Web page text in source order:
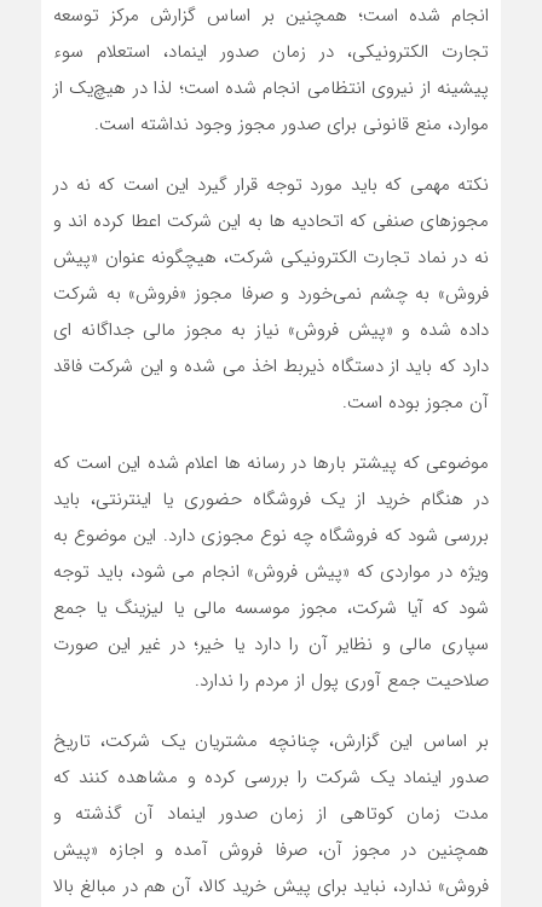
انجام شده است؛ همچنین بر اساس گزارش مرکز توسعه
تجارت الکترونیکی، در زمان صدور اینماد، استعلام سوء
پیشینه از نیروی انتظامی انجام شده است؛ لذا در هیچ‌یک از
موارد، منع قانونی برای صدور مجوز وجود نداشته است.
نکته مهمی که باید مورد توجه قرار گیرد این است که نه در
مجوزهای صنفی که اتحادیه ها به این شرکت اعطا کرده اند و
نه در نماد تجارت الکترونیکی شرکت، هیچگونه عنوان «پیش
فروش» به چشم نمی‌خورد و صرفا مجوز «فروش» به شرکت
داده شده و «پیش فروش» نیاز به مجوز مالی جداگانه ای
دارد که باید از دستگاه ذیربط اخذ می شده و این شرکت فاقد
آن مجوز بوده است.
موضوعی که پیشتر بارها در رسانه ها اعلام شده این است که
در هنگام خرید از یک فروشگاه حضوری یا اینترنتی، باید
بررسی شود که فروشگاه چه نوع مجوزی دارد. این موضوع به
ویژه در مواردی که «پیش فروش» انجام می شود، باید توجه
شود که آیا شرکت، مجوز موسسه مالی یا لیزینگ یا جمع
سپاری مالی و نظایر آن را دارد یا خیر؛ در غیر این صورت
صلاحیت جمع آوری پول از مردم را ندارد.
بر اساس این گزارش، چنانچه مشتریان یک شرکت، تاریخ
صدور اینماد یک شرکت را بررسی کرده و مشاهده کنند که
مدت زمان کوتاهی از زمان صدور اینماد آن گذشته و
همچنین در مجوز آن، صرفا فروش آمده و اجازه «پیش
فروش» ندارد، نباید برای پیش خرید کالا، آن هم در مبالغ بالا